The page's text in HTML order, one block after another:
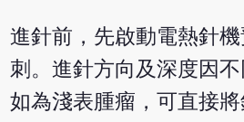
進針前，先啟動電熱針
刺。進針方向及深度因不
如為淺表腫瘤，可直接